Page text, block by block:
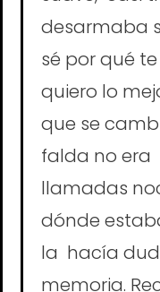
desarmaba
sé por qué
quiero lo
que se
falda no era
llamadas
dónde
la hacía
memoria.